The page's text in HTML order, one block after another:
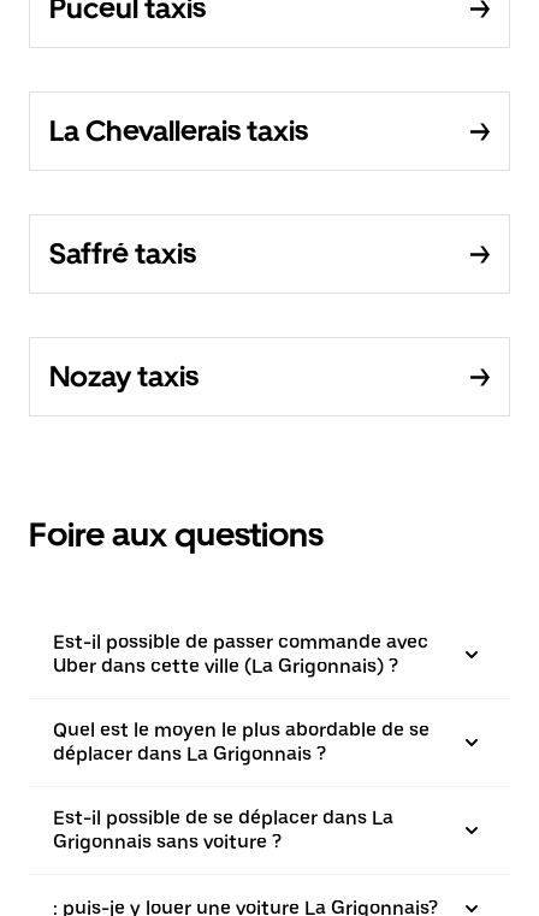
Puceul taxis
La Chevallerais taxis
Saffré taxis
Nozay taxis
Foire aux questions
Est-il possible de passer commande avec
Uber dans cette ville (La Grigonnais) ?
Quel est le moyen le plus abordable de se
déplacer dans La Grigonnais ?
Est-il possible de se déplacer dans La
Grigonnais sans voiture ?
: puis-je y louer une voiture La Grigonnais?